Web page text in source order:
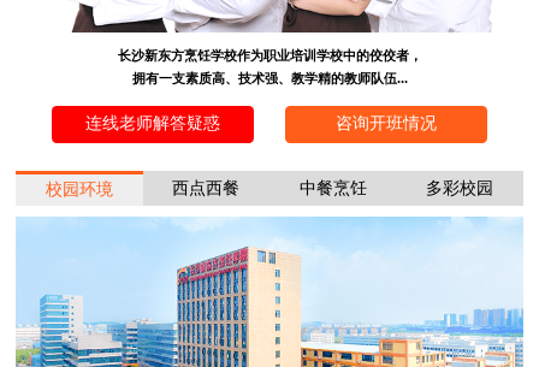
长沙新东方烹饪学校作为职业培训学校中的佼佼者，
拥有一支素质高、技术强、教学精的教师队伍...
连线老师解答疑惑 咨询开班情况
校园环境 西点西餐 中餐烹饪 多彩校园